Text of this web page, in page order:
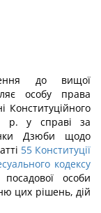
до вищої
особу права
Конституційного
р. у справі за
Дзюби щодо
55 Конституції
кодексу
особи
цих рішень, дій